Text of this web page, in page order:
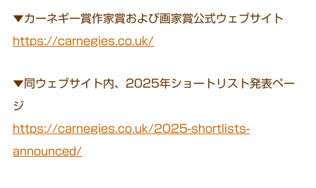
▼カーネギー賞作家賞および画家賞公式ウェブサイト
https://carnegies.co.uk/
▼同ウェブサイト内、2025年ショートリスト発表ペー
ジ
https://carnegies.co.uk/2025-shortlists-
announced/